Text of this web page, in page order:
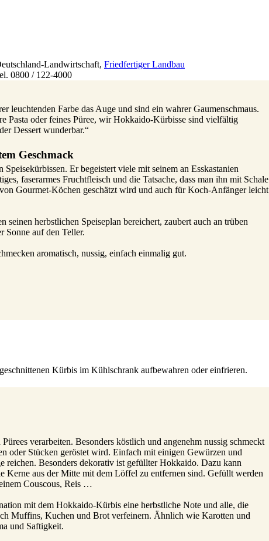
Landwirtschaft, Friedfertiger Landbau
0800 / 122-4000
leuchtenden Farbe das Auge und sind ein wahrer Gaumenschmaus.
Pasta oder feines Püree, wir Hokkaido-Kürbisse sind vielfältig
Dessert wunderbar.“
Geschmack
Er begeistert viele mit seinem an Esskastanien
faserarmes Fruchtfleisch und die Tatsache, dass man ihn mit Schale
Gourmet-Köchen geschätzt wird und auch für Koch-Anfänger leicht
seinen herbstlichen Speiseplan bereichert, zaubert auch an trüben
Sonne auf den Teller.
aromatisch, nussig, einfach einmalig gut.
Kürbis im Kühlschrank aufbewahren oder einfrieren.
verarbeiten. Besonders köstlich und angenehm nussig schmeckt
oder Stücken geröstet wird. Einfach mit einigen Gewürzen und
reichen. Besonders dekorativ ist gefüllter Hokkaido. Dazu kann
Kerne aus der Mitte mit dem Löffel zu entfernen sind. Gefüllt werden
Couscous, Reis …
mit dem Hokkaido-Kürbis eine herbstliche Note und alle, die
Muffins, Kuchen und Brot verfeinern. Ähnlich wie Karotten und
und Saftigkeit.